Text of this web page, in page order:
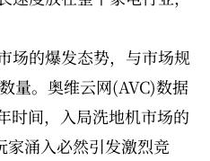
场的爆发态势，与市场规
量。奥维云网(AVC)数据
时间，入局洗地机市场的
家涌入必然引发激烈竞